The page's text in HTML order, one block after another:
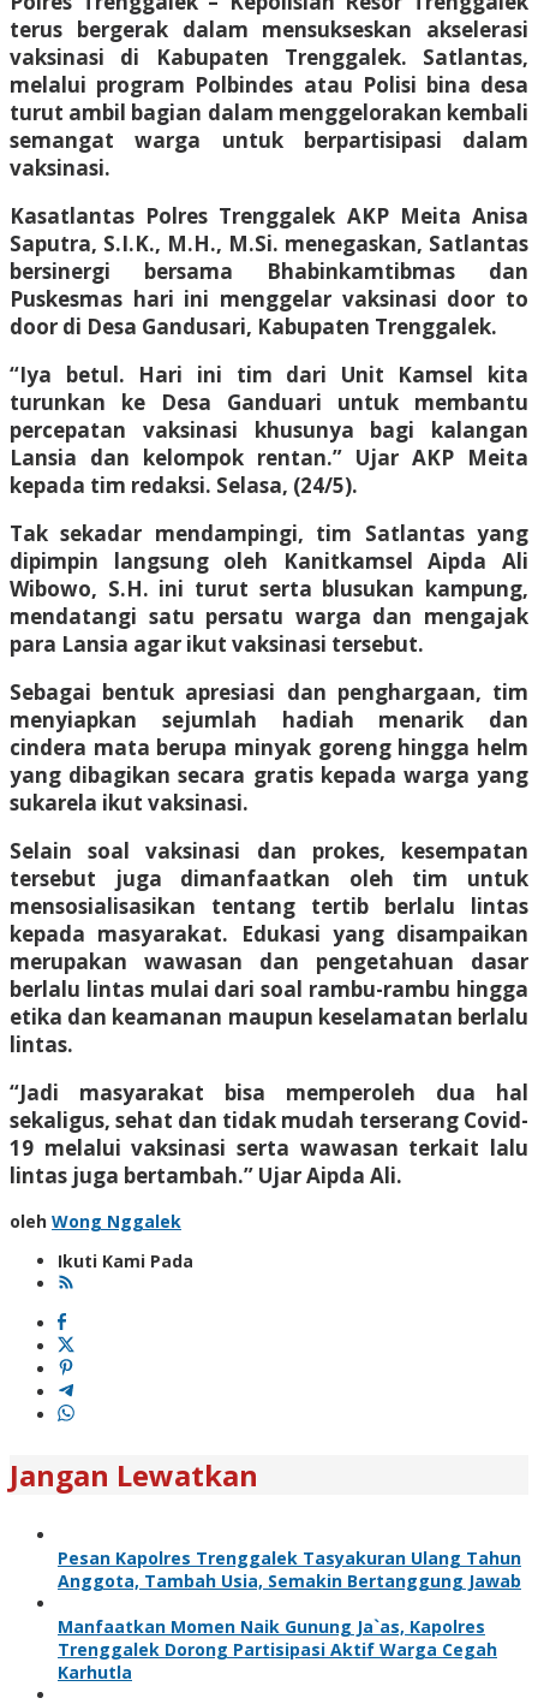
terus bergerak dalam mensukseskan akselerasi
vaksinasi di Kabupaten Trenggalek. Satlantas,
melalui program Polbindes atau Polisi bina desa
turut ambil bagian dalam menggelorakan kembali
semangat warga untuk berpartisipasi dalam
vaksinasi.
Kasatlantas Polres Trenggalek AKP Meita Anisa
Saputra, S.I.K., M.H., M.Si. menegaskan, Satlantas
bersinergi bersama Bhabinkamtibmas dan
Puskesmas hari ini menggelar vaksinasi door to
door di Desa Gandusari, Kabupaten Trenggalek.
“Iya betul. Hari ini tim dari Unit Kamsel kita
turunkan ke Desa Ganduari untuk membantu
percepatan vaksinasi khusunya bagi kalangan
Lansia dan kelompok rentan.” Ujar AKP Meita
kepada tim redaksi. Selasa, (24/5).
Tak sekadar mendampingi, tim Satlantas yang
dipimpin langsung oleh Kanitkamsel Aipda Ali
Wibowo, S.H. ini turut serta blusukan kampung,
mendatangi satu persatu warga dan mengajak
para Lansia agar ikut vaksinasi tersebut.
Sebagai bentuk apresiasi dan penghargaan, tim
menyiapkan sejumlah hadiah menarik dan
cindera mata berupa minyak goreng hingga helm
yang dibagikan secara gratis kepada warga yang
sukarela ikut vaksinasi.
Selain soal vaksinasi dan prokes, kesempatan
tersebut juga dimanfaatkan oleh tim untuk
mensosialisasikan tentang tertib berlalu lintas
kepada masyarakat. Edukasi yang disampaikan
merupakan wawasan dan pengetahuan dasar
berlalu lintas mulai dari soal rambu-rambu hingga
etika dan keamanan maupun keselamatan berlalu
lintas.
“Jadi masyarakat bisa memperoleh dua hal
sekaligus, sehat dan tidak mudah terserang Covid-
19 melalui vaksinasi serta wawasan terkait lalu
lintas juga bertambah.” Ujar Aipda Ali.
oleh Wong Nggalek
Ikuti Kami Pada
Jangan Lewatkan
Pesan Kapolres Trenggalek Tasyakuran Ulang Tahun
Anggota, Tambah Usia, Semakin Bertanggung Jawab
Manfaatkan Momen Naik Gunung Ja`as, Kapolres
Trenggalek Dorong Partisipasi Aktif Warga Cegah
Karhutla